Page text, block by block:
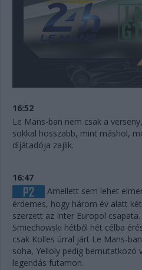
16:52
Le Mans-ban nem csak a
sokkal hosszabb, mint máshol,
díjátadója zajlik.
16:47
Amellett sem lehet
érdemes, hogy három év alatt
szerzett az Inter Europol
Smiechowski hétből hét célba
csak Kolles úrral járt Le Mans-
soha, Yelloly pedig bemutatkozó
legendás futamon.